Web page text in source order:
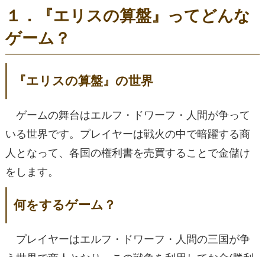
１．『エリスの算盤』ってどんな
ゲーム？
『エリスの算盤』の世界
ゲームの舞台はエルフ・ドワーフ・人間が争って
いる世界です。プレイヤーは戦火の中で暗躍する商
人となって、各国の権利書を売買することで金儲け
をします。
何をするゲーム？
プレイヤーはエルフ・ドワーフ・人間の三国が争